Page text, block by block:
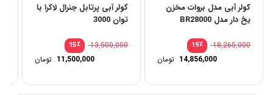
کولر آبی مدل بروات مخزن
یخ دار مدل BR28000
٪19
18,265,000
14,856,000 تومان
کولر آبی پرتابل جنرال لاکرا با
توان 3000
٪15 13,500,000
قیمت
اصلی:
بود.
11,500,000 تومان
قیمت
فعلی:
11,500,000